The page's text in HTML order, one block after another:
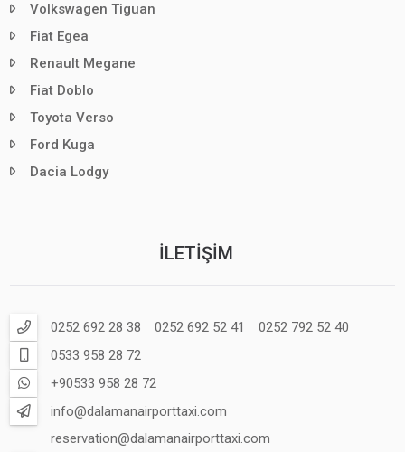
Volkswagen Tiguan
Fiat Egea
Renault Megane
Fiat Doblo
Toyota Verso
Ford Kuga
Dacia Lodgy
İLETIŞIM
0252 692 28 38 0252 692 52 41
0252 792 52 40
0533 958 28 72
+90533 958 28 72
info@dalamanairporttaxi.com
reservation@dalamanairporttaxi.com